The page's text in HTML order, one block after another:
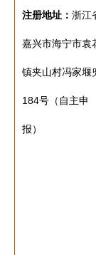
注册地址： 浙江
嘉兴市海宁市袁
镇夹山村冯家堰
184号（自主申
报）